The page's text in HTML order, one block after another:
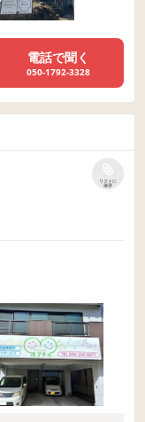
電話で聞く
050-1792-3328
リストに
保存